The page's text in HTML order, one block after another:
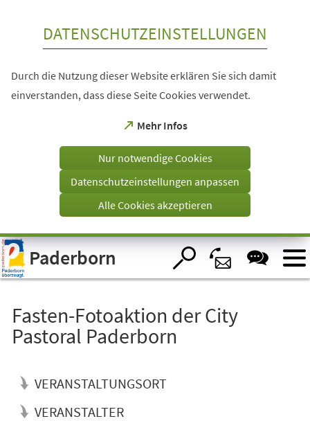
Visuelle
Assistenzsoftware
öffnen.
DATENSCHUTZEINSTELLUNGEN
Durch die Nutzung dieser Website erklären Sie sich damit
einverstanden, dass diese Seite Cookies verwendet.
Mehr Infos
(Öffnet
einem
Tab)
Nur notwendige Cookies
Datenschutzeinstellungen anpassen
Alle Cookies akzeptieren
Paderborn
Fasten-Fotoaktion der City
Pastoral Paderborn
VERANSTALTUNGSORT
VERANSTALTER